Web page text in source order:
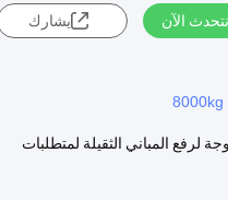
نتحدث الآن يشارك
8000kg
الخصائص التقنية: 1لقد قمنا بتطوير ركيزة مزدوجة لرفع المباني الثقيلة لمتطلبات